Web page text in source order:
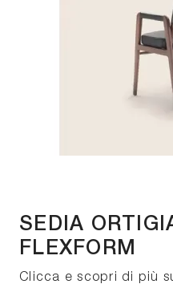
SEDIA
FLEXFORM
Clicca e scopri di più